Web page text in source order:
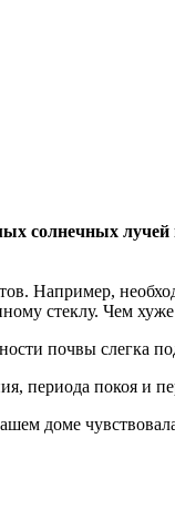
солнечных
Например,
стеклу. Чем
почвы слегка
периода покоя и
доме